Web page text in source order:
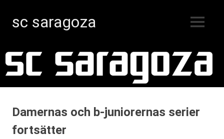
innehåll
sc saragoza
Kristinestad
sedan
MENY
Damernas och b-juniorernas serier
fortsätter